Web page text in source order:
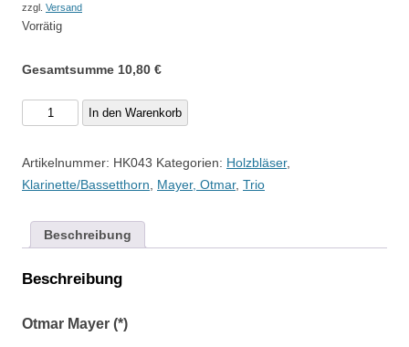
zzgl. Versand
Vorrätig
Gesamtsumme 10,80 €
Otmar
In den Warenkorb
Artikelnummer: HK043 Kategorien: Holzbläser,
Klarinette/Bassetthorn
Mayer, Otmar, Trio
Beschreibung
Beschreibung
Otmar Mayer (*)